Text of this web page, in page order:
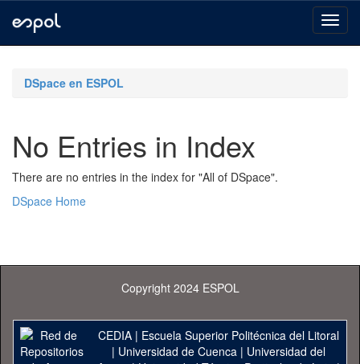
navigationDSpace en ESPOL
No Entries in Index
There are no entries in the index for "All of DSpace".
DSpace Home
Copyright 2024 ESPOL
CEDIA| Escuela Superior Politécnica del Litoral
| Universidad de Cuenca| Universidad del